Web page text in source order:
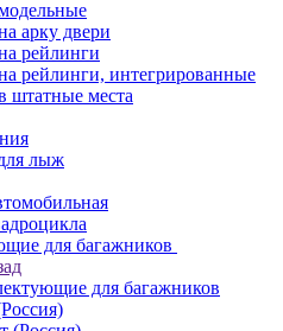
арку двери
рейлинги
рейлинги, интегрированные
штатные места
лыж
для багажников
для багажников